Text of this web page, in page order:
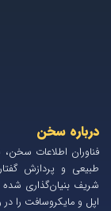
درباره سخن
فناوران اطلاعات
طبیعی و پردازش
شریف بنیان‌گذاری
اپل و مایکروسافت را در